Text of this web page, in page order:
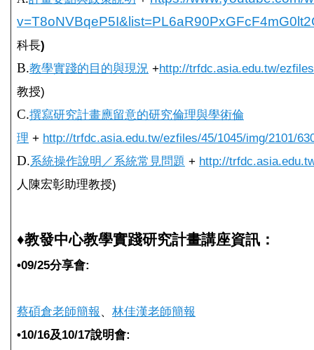
科長)
B.教學實踐的目的與現況 +http://trfdc.asia.edu.tw/
教授)
C.撰寫研究計畫應留意的研究倫理與學術倫
理 + http://trfdc.asia.edu.tw/ezfiles/45/1045/img/2101/
D 系統操作說明／系統常見問題 + http://
人陳宏彰助理教授)
♦教發中心教學實踐研究計畫講座資訊：
•09/25分享會:
蔡碩倉老師簡報
林佳漢老師簡報
•10/16及10/17說明會: